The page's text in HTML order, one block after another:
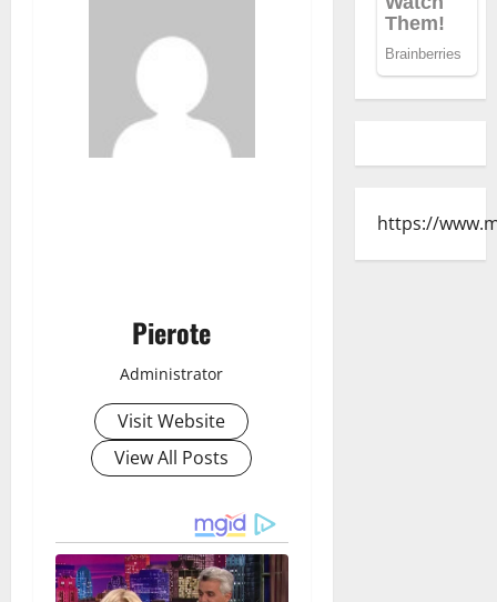
Pierote
Administrator
Visit Website
View All Posts
https://